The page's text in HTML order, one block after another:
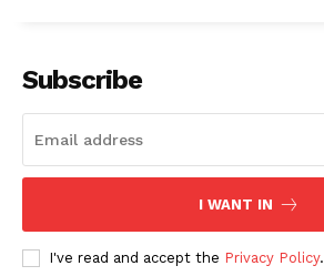
Subscribe
I WANT IN
I've read and accept the Privacy Policy.